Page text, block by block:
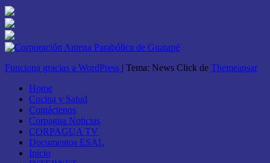
Funciona gracias a WordPress | Tema: News Click de Themeansar
Home
Cocina y Salud
Contáctenos
Corpagua Noticias
CORPAGUA TV
Documentos ESAL
Inicio